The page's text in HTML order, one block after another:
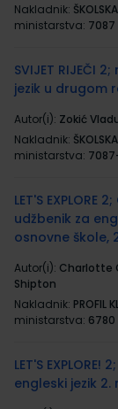
Nakladnik:
ministarstva: 7087
SVIJET RIJEČI
jezik u drugom
Autor(i): Zokić
Nakladnik:
ministarstva:
LET'S
udžbenik za
osnovne škole,
Autor(i): Charlotte
Shipton
Nakladnik: PROFIL
ministarstva: 6780
LET'S
engleski jezik